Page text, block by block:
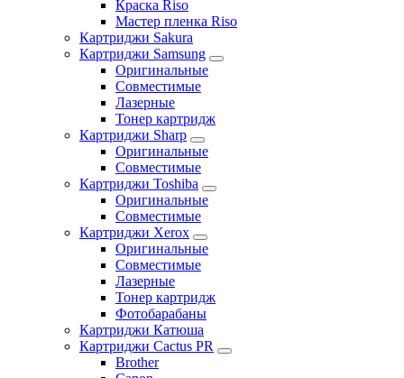
Краска Riso
Мастер пленка Riso
Картриджи Sakura
Картриджи Samsung
Оригинальные
Совместимые
Лазерные
Тонер картридж
Картриджи Sharp
Оригинальные
Совместимые
Картриджи Toshiba
Оригинальные
Совместимые
Картриджи Xerox
Оригинальные
Совместимые
Лазерные
Тонер картридж
Фотобарабаны
Картриджи Катюша
Картриджи Cactus PR
Brother